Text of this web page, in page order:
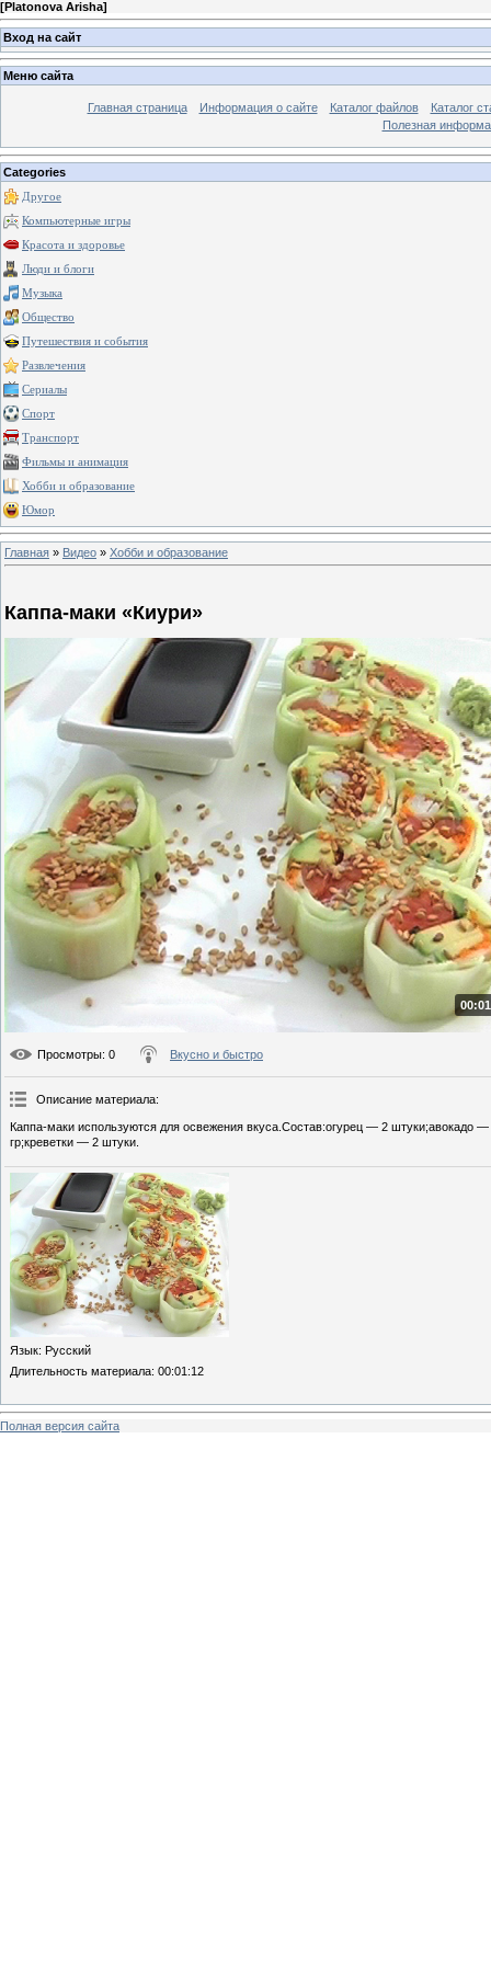
[Platonova Arisha]
Вход на сайт
Меню сайта
Главная страница Информация о сайте Каталог файлов
Каталог
Полезная
Categories
Другое
Компьютерные игры
Красота и здоровье
Люди и блоги
Музыка
Общество
Путешествия и события
Развлечения
Сериалы
Спорт
Транспорт
Фильмы и анимация
Хобби и образование
Юмор
Главная » Видео » Хобби и образование
Каппа-маки «Киури»
Просмотры: 0 Вкусно и быстро
Описание материала:
Каппа-маки используются для освежения вкуса.Состав:огурец — 2
гр;креветки — 2 штуки.
Язык: Русский
Длительность материала: 00:01:12
Полная версия сайта